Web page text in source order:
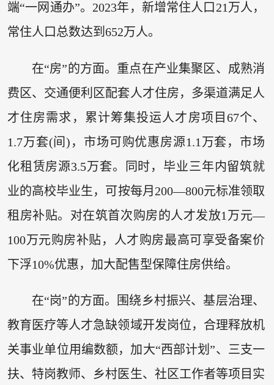
端“一网通办”。2023年，新增常住人口21万人，
常住人口总数达到652万人。
在“房”的方面。重点在产业集聚区、成熟消
费区、交通便利区配套人才住房，多渠道满足人
才住房需求，累计筹集投运人才房项目67个、
1.7万套(间)，市场可购优惠房源1.1万套，市场
化租赁房源3.5万套。同时，毕业三年内留筑就
业的高校毕业生，可按每月200—800元标准领取
租房补贴。对在筑首次购房的人才发放1万元—
100万元购房补贴，人才购房最高可享受备案价
下浮10%优惠，加大配售型保障住房供给。
在“岗”的方面。围绕乡村振兴、基层治理、
教育医疗等人才急缺领域开发岗位，合理释放机
关事业单位用编数额，加大“西部计划”、三支一
扶、特岗教师、乡村医生、社区工作者等项目实